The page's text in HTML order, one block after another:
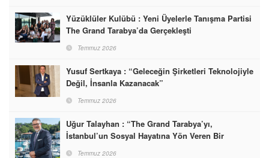
Yüzüklüler Kulübü : Yeni Üyelerle Tanışma Partisi
The Grand Tarabya’da Gerçekleşti
Temmuz 2026
Yusuf Sertkaya : “Geleceğin Şirketleri Teknolojiyle
Değil, İnsanla Kazanacak”
Temmuz 2026
Uğur Talayhan : “The Grand Tarabya’yı,
İstanbul’un Sosyal Hayatına Yön Veren Bir
Destinasyon Haline Getirmeyi Hedefliyorum”
Temmuz 2026